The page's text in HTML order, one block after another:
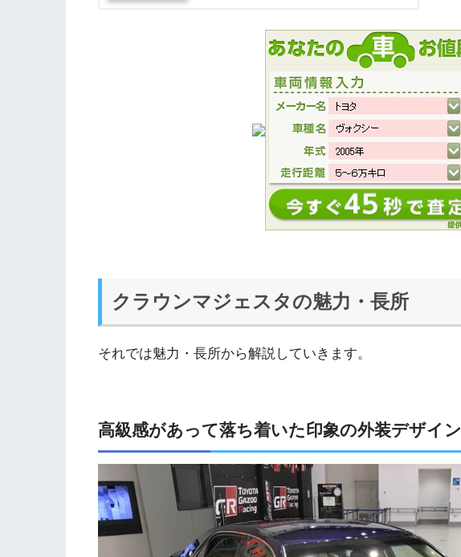
クラウンマジェスタの魅力・長所
それでは魅力・長所から解説していきます。
高級感があって落ち着いた印象の外装デザイン